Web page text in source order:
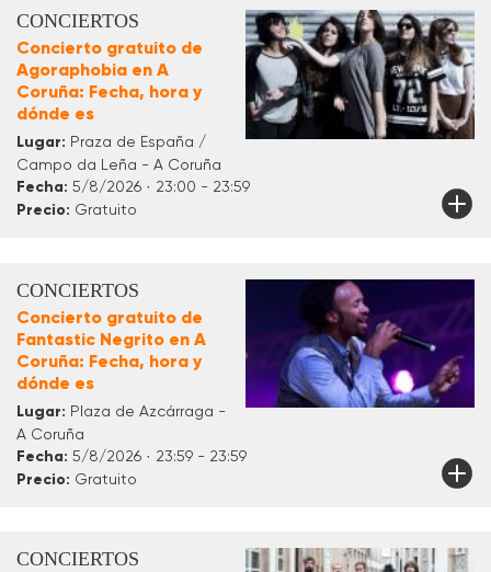
CONCIERTOS
Concierto gratuito de
Agoraphobia en A
Coruña: Fecha, hora y
dónde es
Lugar: Praza de España /
Campo da Leña - A Coruña
Fecha: 5/8/2026 · 23:00 - 23:59
Precio: Gratuito
CONCIERTOS
Concierto gratuito de
Fantastic Negrito en A
Coruña: Fecha, hora y
dónde es
Lugar: Plaza de Azcárraga -
A Coruña
Fecha: 5/8/2026 · 23:59 - 23:59
Precio: Gratuito
CONCIERTOS